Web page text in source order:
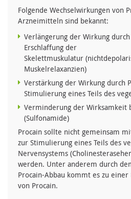
Folgende Wechselwirkungen von
Arzneimitteln sind bekannt:
Verlängerung der Wirkung
Erschlaffung der
Skelettmuskulatur
Muskelrelaxanzien)
Verstärkung der Wirkung durch
Stimulierung eines Teils des
Verminderung der
(Sulfonamide)
Procain sollte nicht gemeinsam
zur Stimulierung eines Teils des
Nervensystems
werden. Unter anderem durch
Procain-Abbau kommt es zu
von Procain.